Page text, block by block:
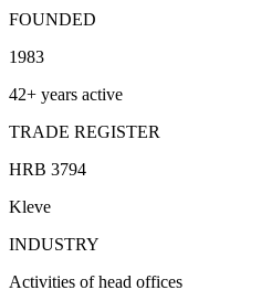
FOUNDED
1983
42+ years active
TRADE REGISTER
HRB 3794
Kleve
INDUSTRY
Activities of head offices